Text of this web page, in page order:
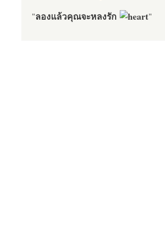
"ลองแล้วคุณจะหลงรัก "